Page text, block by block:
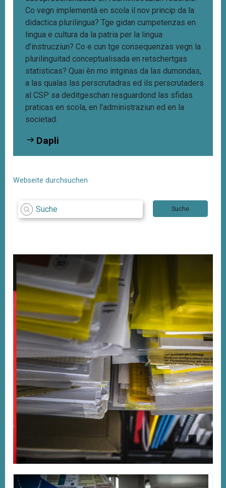
Co vegn implementà en scola il nov princip da la
didactica plurilingua? Tge gidan cumpetenzas en
lingua e cultura da la patria per la lingua
d’instrucziun? Co e cun tge consequenzas vegn la
plurilinguitad conceptualisada en retschertgas
statisticas? Quai èn mo intginas da las dumondas,
a las qualas las perscrutadras ed ils perscrutaders
al CSP sa deditgeschan resguardond las sfidas
praticas en scola, en l'administraziun ed en la
societad.
Dapli
Webseite durchsuchen
Digitale Angebote des Kompetenzzentrums